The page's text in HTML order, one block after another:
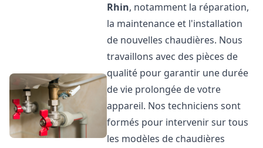
Rhin, notamment la réparation,
la maintenance et l'installation
de nouvelles chaudières. Nous
travaillons avec des pièces de
qualité pour garantir une durée
de vie prolongée de votre
appareil. Nos techniciens sont
formés pour intervenir sur tous
les modèles de chaudières